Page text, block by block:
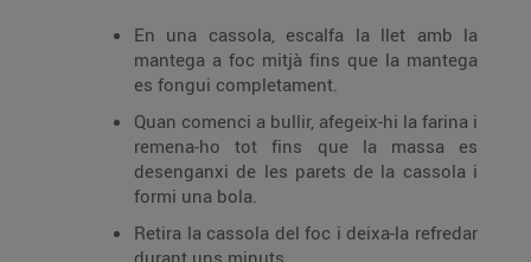
En una cassola, escalfa la llet amb la
mantega a foc mitjà fins que la mantega
es fongui completament.
Quan comenci a bullir, afegeix-hi la farina i
remena-ho tot fins que la massa es
desenganxi de les parets de la cassola i
formi una bola.
Retira la cassola del foc i deixa-la refredar
durant uns minuts.